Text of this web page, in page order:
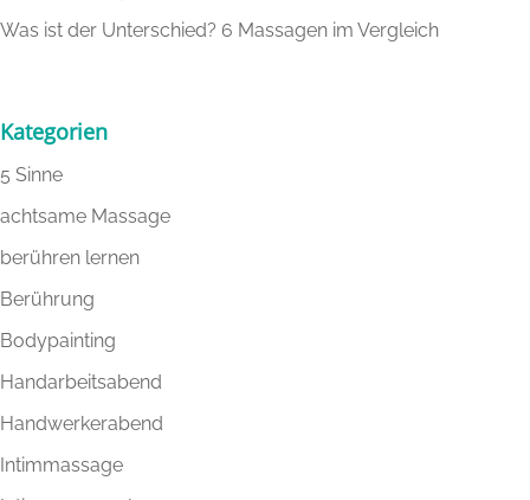
Was ist der Unterschied? 6 Massagen im Vergleich
Kategorien
5 Sinne
achtsame Massage
berühren lernen
Berührung
Bodypainting
Handarbeitsabend
Handwerkerabend
Intimmassage